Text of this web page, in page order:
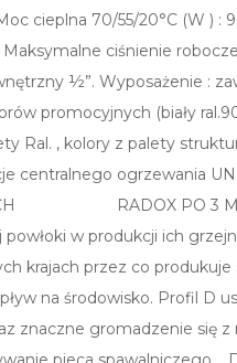
cieplna 70/55/20°C (W ) :
ciśnienie
½”. Wyposażenie :
promocyjnych (biały
Ral. , kolory z palety
centralnego ogrzewania
RADOX PO 3
w produkcji ich
krajach przez co
na środowisko. Profil D
znaczne gromadzenie się z